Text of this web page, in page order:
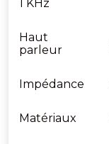
1 KHz
Haut
parleur
Impédance
Matériaux